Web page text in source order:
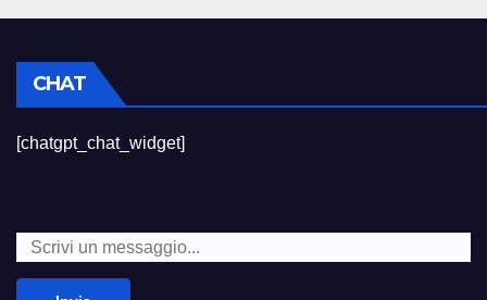
CHAT
[chatgpt_chat_widget]